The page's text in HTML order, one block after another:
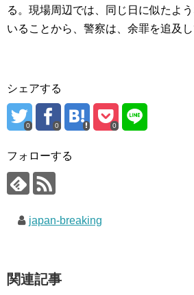
る。現場周辺では、同じ日に似たよ
いることから、警察は、余罪を追及し
シェアする
0 0 0
フォローする
japan-breaking
関連記事